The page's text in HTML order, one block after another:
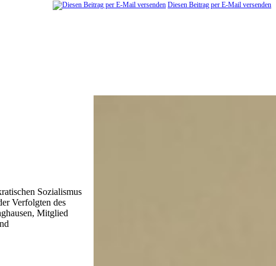
Diesen Beitrag per E-Mail versenden
Sozialismus
Verfolgten des
Mitglied